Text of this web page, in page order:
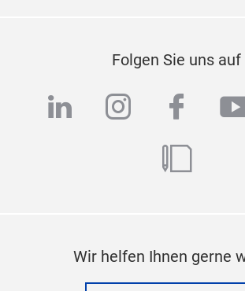
Folgen Sie uns auf
linkedininstagram
blog
Wir helfen Ihnen gerne